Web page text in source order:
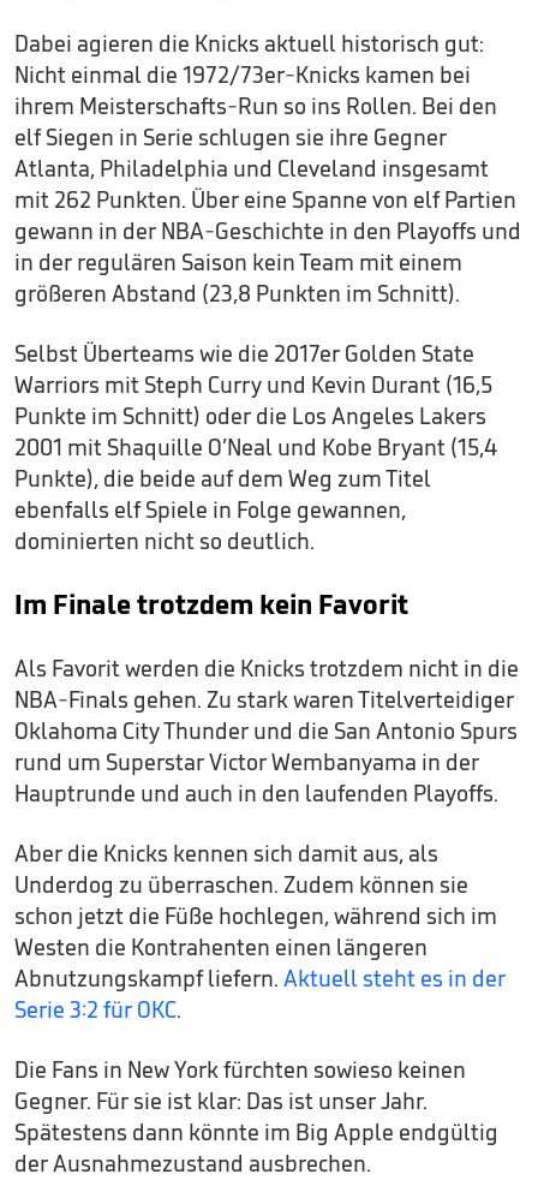
Dabei agieren die Knicks aktuell historisch gut:
Nicht einmal die 1972/73er-Knicks kamen bei
ihrem Meisterschafts-Run so ins Rollen. Bei den
elf Siegen in Serie schlugen sie ihre Gegner
Atlanta, Philadelphia und Cleveland insgesamt
mit 262 Punkten. Über eine Spanne von elf Partien
gewann in der NBA-Geschichte in den Playoffs und
in der regulären Saison kein Team mit einem
größeren Abstand (23,8 Punkten im Schnitt).
Selbst Überteams wie die 2017er Golden State
Warriors mit Steph Curry und Kevin Durant (16,5
Punkte im Schnitt) oder die Los Angeles Lakers
2001 mit Shaquille O’Neal und Kobe Bryant (15,4
Punkte), die beide auf dem Weg zum Titel
ebenfalls elf Spiele in Folge gewannen,
dominierten nicht so deutlich.
Im Finale trotzdem kein Favorit
Als Favorit werden die Knicks trotzdem nicht in die
NBA-Finals gehen. Zu stark waren Titelverteidiger
Oklahoma City Thunder und die San Antonio Spurs
rund um Superstar Victor Wembanyama in der
Hauptrunde und auch in den laufenden Playoffs.
Aber die Knicks kennen sich damit aus, als
Underdog zu überraschen. Zudem können sie
schon jetzt die Füße hochlegen, während sich im
Westen die Kontrahenten einen längeren
Abnutzungskampf liefern. Aktuell steht es in der
Serie 3:2 für OKC.
Die Fans in New York fürchten sowieso keinen
Gegner. Für sie ist klar: Das ist unser Jahr.
Spätestens dann könnte im Big Apple endgültig
der Ausnahmezustand ausbrechen.